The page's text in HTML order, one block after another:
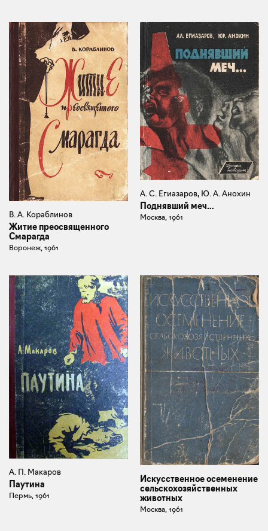
В. А. Кораблинов
Житие преосвященного
Смарагда
Воронеж, 1961
А. С. Егиазаров, Ю. А. Анохин
Поднявший меч…
Москва, 1961
А. П. Макаров
Паутина
Пермь, 1961
Искусственное осеменение
сельскохозяйственных
животных
Москва, 1961